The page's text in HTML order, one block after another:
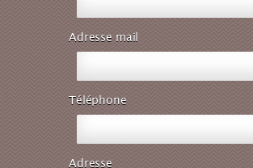
Adresse mail
Téléphone